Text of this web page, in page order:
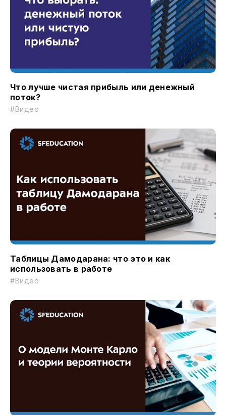
Что лучше чистая прибыль или денежный
поток?
#Видео
Таблицы Дамодарана: что это и как
использовать в работе
#Видео